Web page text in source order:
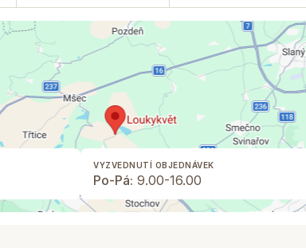
VYZVEDNUTÍ OBJEDNÁVEK
Po-Pá: 9.00-16.00